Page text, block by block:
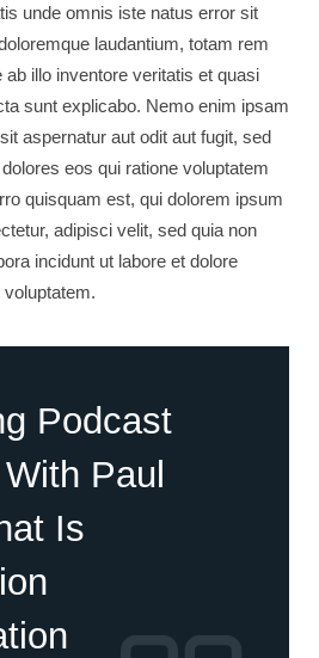
unde omnis iste natus error sit
laudantium, totam rem
illo inventore veritatis et quasi
sunt explicabo. Nemo enim ipsam
aspernatur aut odit aut fugit, sed
eos qui ratione voluptatem
quisquam est, qui dolorem ipsum
adipisci velit, sed quia non
incidunt ut labore et dolore
Podcast
Paul
Is